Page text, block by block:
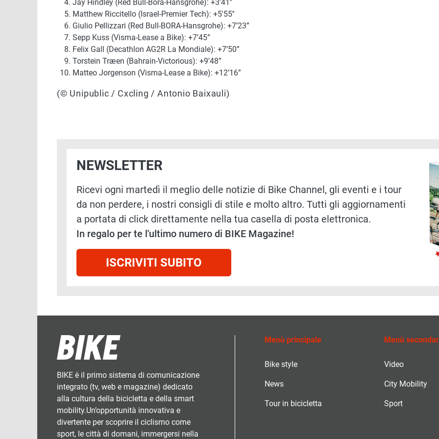
Jay Hindley (Red Bull-Bora-Hansgrohe): +3'41''
Matthew Riccitello (Israel-Premier Tech): +5'55''
Giulio Pellizzari (Red Bull-BORA-Hansgrohe): +7’23”
Sepp Kuss (Visma-Lease a Bike): +7’45”
Felix Gall (Decathlon AG2R La Mondiale): +7’50”
Torstein Træen (Bahrain-Victorious): +9’48”
Matteo Jorgenson (Visma-Lease a Bike): +12’16”
(© Unipublic / Cxcling / Antonio Baixauli)
NEWSLETTER
Ricevi ogni martedì il meglio delle notizie di Bike Channel, gli eventi e i tour
da non perdere, i nostri consigli di stile e molto altro. Tutti gli aggiornamenti
a portata di click direttamente nella tua casella di posta elettronica.
In regalo per te l'ultimo numero di BIKE Magazine!
ISCRIVITI SUBITO
BIKE è il primo sistema di comunicazione
integrato (tv, web e magazine) dedicato
alla cultura della bicicletta e della smart
mobility.Un’opportunità innovativa e
divertente per scoprire il ciclismo come
sport, le città di domani, immergersi nella
Menù principale
Bike style
News
Tour in bicicletta
Menù
Video
City Mobility
Sport